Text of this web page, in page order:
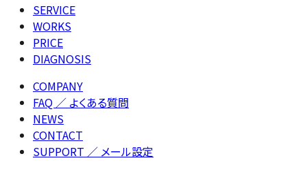
SERVICE
WORKS
PRICE
DIAGNOSIS
COMPANY
FAQ ／ よくある質問
NEWS
CONTACT
SUPPORT ／ メール設定